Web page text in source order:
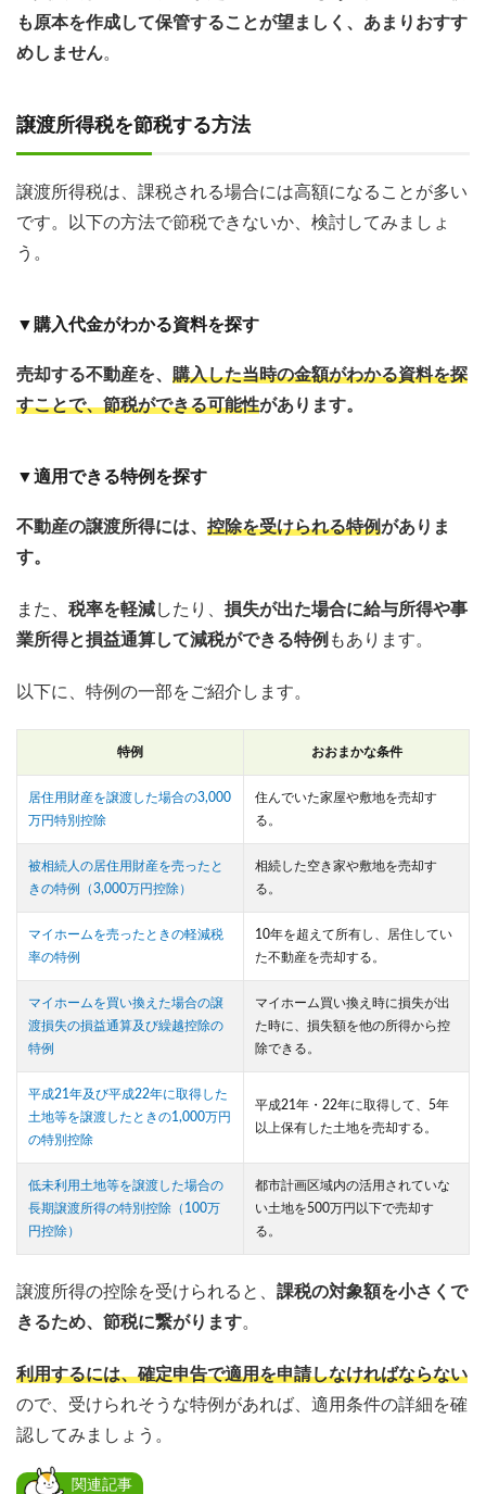
も原本を作成して保管することが望ましく、あまりおすす
めしません。
譲渡所得税を節税する方法
譲渡所得税は、課税される場合には高額になることが多い
です。以下の方法で節税できないか、検討してみましょ
う。
▼購入代金がわかる資料を探す
売却する不動産を、 購入した当時の金額がわかる資料を探
すことで、節税ができる可能性があります。
▼適用できる特例を探す
不動産の譲渡所得には、 控除を受けられる特例がありま
す。
また、 税率を軽減したり、 損失が出た場合に給与所得や事
業所得と損益通算して減税ができる特例 もあります。
以下に、特例の一部をご紹介します。
特例 おおまかな条件
居住用財産を譲渡した場合の3,000
万円特別控除
住んでいた家屋や敷地を売却す
る。
被相続人の居住用財産を売ったと
きの特例（3,000万円控除）
相続した空き家や敷地を売却す
る。
マイホームを売ったときの軽減税
率の特例
10年を超えて所有し、居住してい
た不動産を売却する。
マイホームを買い換えた場合の譲
渡損失の損益通算及び繰越控除の
特例
マイホーム買い換え時に損失が出
た時に、損失額を他の所得から控
除できる。
平成21年及び平成22年に取得した
土地等を譲渡したときの1,000万円
の特別控除
平成21年・22年に取得して、5年
以上保有した土地を売却する。
低未利用土地等を譲渡した場合の
長期譲渡所得の特別控除（100万
円控除）
都市計画区域内の活用されていな
い土地を500万円以下で売却す
る。
譲渡所得の控除を受けられると、 課税の対象額を小さくで
きるため、節税に繋がります。
利用するには、確定申告で適用を申請しなければならない
ので、受けられそうな特例があれば、適用条件の詳細を確
認してみましょう。
関連記事